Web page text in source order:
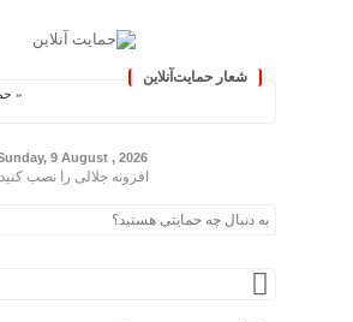
شعار حمایت‌آنلاین
«
9 August , 2026
افزونه جلالی را نصب